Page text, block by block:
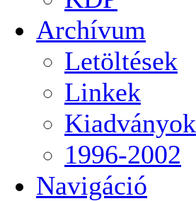
Archívum
Letöltések
Linkek
Kiadványok
1996-2002
Navigáció